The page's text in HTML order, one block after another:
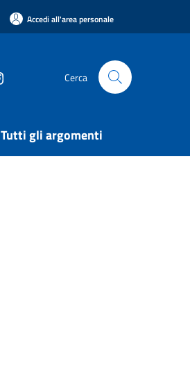
Accedi all'area personale
Cerca
Tutti gli argomenti